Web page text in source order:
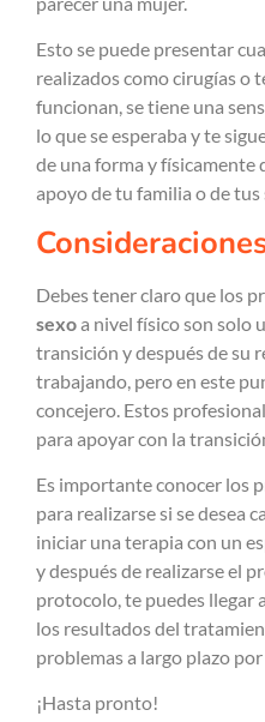
Esto se puede presentar
realizados como cirugías o
funcionan, se tiene una
lo que se esperaba y te
de una forma y físicamente
apoyo de tu familia o de tus
Debes tener claro que los
sexoa nivel físico son solo
transición y después de su
trabajando, pero en este
concejero. Estos
para apoyar con la
Es importante conocer los
para realizarse si se desea
iniciar una terapia con un
y después de realizarse el
protocolo, te puedes llegar
los resultados del
problemas a largo plazo
¡Hasta pronto!